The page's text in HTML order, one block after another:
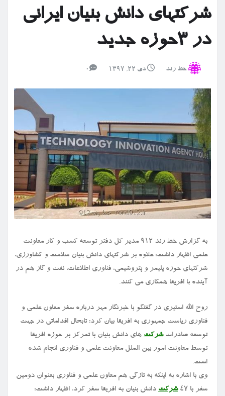
شرکتهای دانش بنیان ایرانی
در ۳حوزه جدید
خط رند دی ۲۲, ۱۳۹۷ 0
به گزارش خط رند ۹۱۲ مدیر کل دفتر توسعه کسب و کار معاونت
علمی اظهار داشت: علاوه بر شرکتهای دانش بنیان سلامت و کشاورزی،
شرکتهای حوزه پلیمر و پتروشیمی، فناوری اطلاعات، نفت و گاز هم در
آینده با افریقا همکاری می کنند.
روح الله استیری در گفتگو با خبرنگار مهر درباره سفر معاون علمی و
فناوری ریاست جمهوری به افریقا بیان کرد: تابحال اقداماتی در جهت
توسعه صادراتشرکت های دانش بنیان با تمرکز بر حوزه افریقا
توسط معاونت امور بین الملل معاونت علمی و فناوری انجام شده
است.
وی با اشاره به اینکه به تازگی هم معاون علمی و فناوری بعنوان دومین
سفر با ۴۷
شرکت دانش بنیان به افریقا سفر کرد، اظهار داشت: